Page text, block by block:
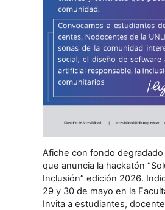
Afiche con fondo
que anuncia la hackatón
Inclusión” edición 2026.
29 y 30 de mayo en la
Invita a estudiantes,